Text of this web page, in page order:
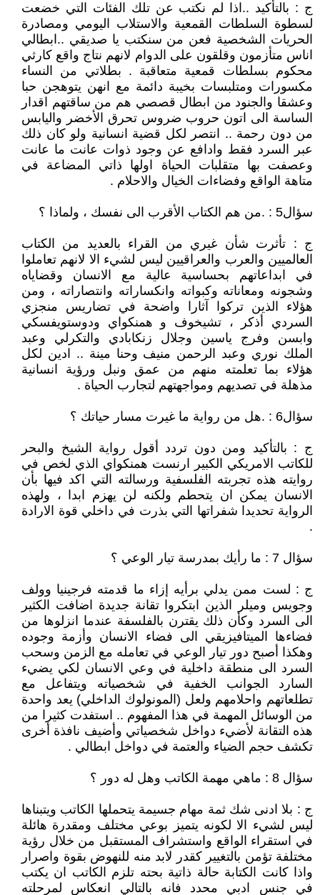
ج : بالتأكيد ..اذا لم نكتب عن تلك الفئات التي خضعت
لسطوة السلطات القمعية والاستلاب اليومي ومصادرة
الحريات الشخصية فعن من سنكتب يا صديقي ..ابطالي
اناس متأزمون وقلقون على الدوام لانهم نتاج واقع كارثي
محكوم بسلطات قمعية متعاقبة . بطلاتي من النساء
مكسورات ومتلبسات بخيبة دائمة مع انهن يتوهجن حبا
وعشقا والجنود من ابطال قصصي هم من ساقتهم اقدار
الساسة الى اتون حروب ضروس تحرق الأخضر واليابس
من دون رحمة .. انتصر لكل قضية انسانية ولو كان ذلك
عبر السرد فقط وادافع عن وجود ذوات عانت ما عانت
وعصفت بها متقلبات الحياة اولها ذاتي المضاعة في
متاهة الواقع وفضاءات الخيال والاحلام .
سؤال5 : .من هم الكتاب الأقرب الى نفسك ، ولماذا ؟
ج : تأثرت شأن غيري من القراء بالعديد من الكتاب
العالميين والعرب والعراقيين ليس لشيء الا لانهم تعاملوا
في ابداعاتهم بحساسية عالية مع الانسان وقضاياه
وشجونه ومعاناته وكبواته وانكساراته وانتصاراته ، ومن
هؤلاء الذين تركوا آثارا واضحة في تضاريس منجزي
السردي أذكر ، تشيخوف و همنكواي ودوستويفسكي
وابسن وفرج ياسين وجلال زنكابادي والتكرلي وعبد
الملك نوري وعبد الرحمن منيف وحنا مينة .. ادين لكل
هؤلاء بما تعلمته منهم من عمق ونبل ورؤية انسانية
مذهلة في تصديهم ومواجهتهم لتجارب الحياة .
سؤال6 : .هل من رواية ما غيرت مسار حياتك ؟
ج : بالتأكيد ومن دون تردد أقول رواية الشيخ والبحر
للكاتب الامريكي الكبير ارنست همنكواي الذي لخص في
روايته هذه تجربته الفلسفية ورسالته التي اكد فيها بأن
الانسان يمكن ان يتحطم ولكنه لن يهزم ابدا ، ولهذه
الرواية تحديدا شفراتها التي بذرت في داخلي قوة الارادة
.
سؤال 7 : ما رأيك بمدرسة تيار الوعي ؟
ج : لست ممن يدلي برأيه إزاء ما قدمته فرجينيا وولف
وجويس وميلر الذين ابتكروا تقانة جديدة اضافت الكثير
الى السرد وكأن ذلك يقترن بالفلسفة عندما انزلوها من
فضاءها الميتافيزيقي الى فضاء الانسان وأزمة وجوده
وهكذا أصبح دور تيار الوعي في تعامله مع الزمن وسحب
السرد الى منطقة داخلية في وعي الانسان لكي يضيء
السارد الجوانب الخفية في شخصياته ويتفاعل مع
تطلعاتهم واحلامهم ولعل (المونولوك الداخلي) يعد واحدة
من الوسائل المهمة في هذا المفهوم .. استفدت كثيرا من
هذه التقانة لأضيء دواخل شخصياتي وأضيف نافذة أخرى
تكشف حجم الضياء والعتمة في دواخل ابطالي .
سؤال 8 : ماهي مهمة الكاتب وهل له دور ؟
ج : بلا ادنى شك ثمة مهام جسيمة يتحملها الكاتب ويتبناها
ليس لشيء الا لكونه يتميز بوعي مختلف ومقدرة هائلة
في استقراء الواقع واستشراف المستقبل من خلال رؤية
مختلفة تؤمن بالتغيير كقدر لابد منه للنهوض بقوة واصرار
واذا كانت الكتابة حالة ذاتية بحته تلزم الكاتب ان يكتب
في جنس ادبي محدد فانه بالتالي انعكاس لمرحلته